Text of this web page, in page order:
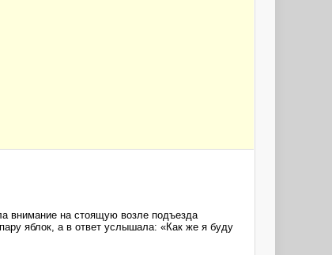
внимание на стоящую возле подъезда
яблок, а в ответ услышала: «Как же я буду